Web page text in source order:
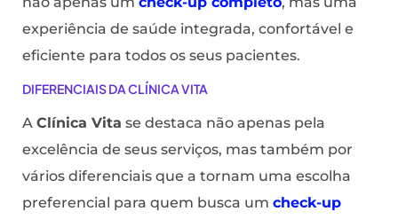
experiência de saúde integrada, confortável e
eficiente para todos os seus pacientes.
DIFERENCIAIS DA CLÍNICA VITA
A Clínica Vita se destaca não apenas pela
excelência de seus serviços, mas também por
vários diferenciais que a tornam uma escolha
preferencial para quem busca um check-up